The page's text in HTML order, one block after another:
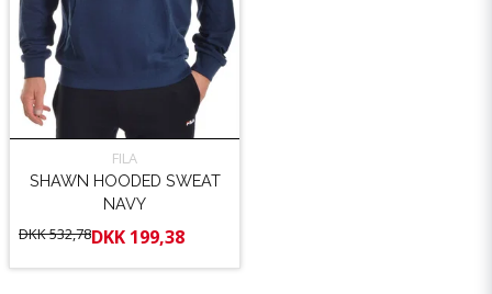
FILA
SHAWN HOODED SWEAT
NAVY
DKK 532,78DKK 199,38